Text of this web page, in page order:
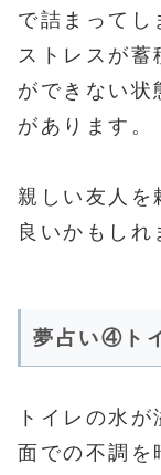
で詰まってし
ストレスが蓄
ができない状
があります。
親しい友人を
良いかもしれ
夢占い④ト
トイレの水
面での不調を